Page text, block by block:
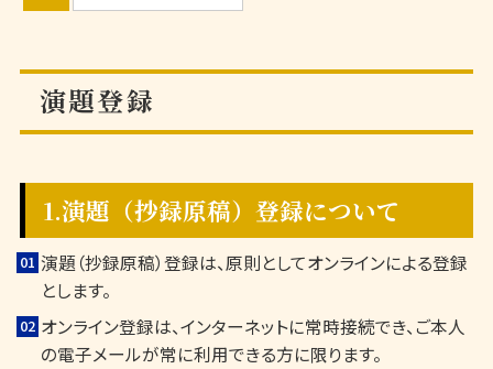
演題登録
1.演題（抄録原稿）登録について
演題（抄録原稿）登録は、原則としてオンラインによる登録
とします。
オンライン登録は、インターネットに常時接続でき、ご本人
の電子メールが常に利用できる方に限ります。